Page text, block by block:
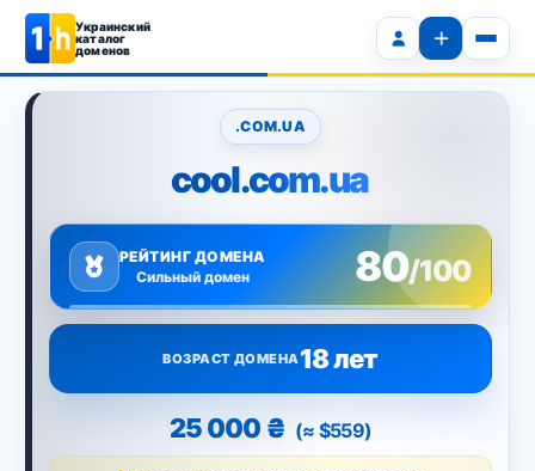
Украинский
каталог
доменов
.COM.UA
cool.com.ua
РЕЙТИНГ ДОМЕНА
Сильный домен
80/100
ВОЗРАСТ ДОМЕНА 18 лет
25 000 ₴ (≈ $559)